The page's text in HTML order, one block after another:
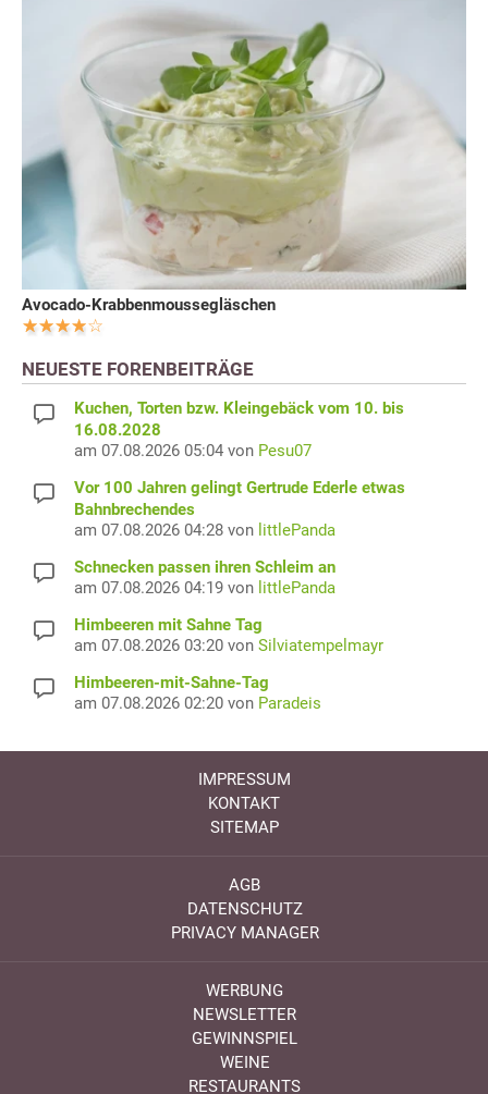
Avocado-Krabbenmoussegläschen
NEUESTE FORENBEITRÄGE
Kuchen, Torten bzw. Kleingebäck vom 10. bis
16.08.2028
am 07.08.2026 05:04 von Pesu07
Vor 100 Jahren gelingt Gertrude Ederle etwas
Bahnbrechendes
am 07.08.2026 04:28 von littlePanda
Schnecken passen ihren Schleim an
am 07.08.2026 04:19 von littlePanda
Himbeeren mit Sahne Tag
am 07.08.2026 03:20 von Silviatempelmayr
Himbeeren-mit-Sahne-Tag
am 07.08.2026 02:20 von Paradeis
IMPRESSUM
KONTAKT
SITEMAP
AGB
DATENSCHUTZ
PRIVACY MANAGER
WERBUNG
NEWSLETTER
GEWINNSPIEL
WEINE
RESTAURANTS